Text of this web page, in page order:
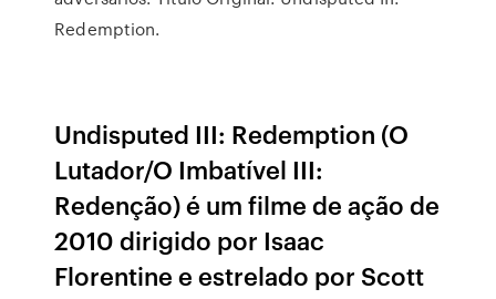
Redemption.
Undisputed III: Redemption (O
Lutador/O Imbatível III:
Redenção) é um filme de ação de
2010 dirigido por Isaac
Florentine e estrelado por Scott